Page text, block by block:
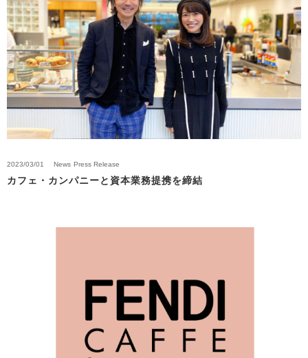
2023/03/01 News Press Release
カフェ・カンパニーと資本業務提携を締結